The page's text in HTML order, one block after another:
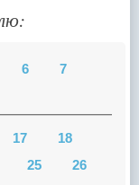
6
7
17
18
25
26